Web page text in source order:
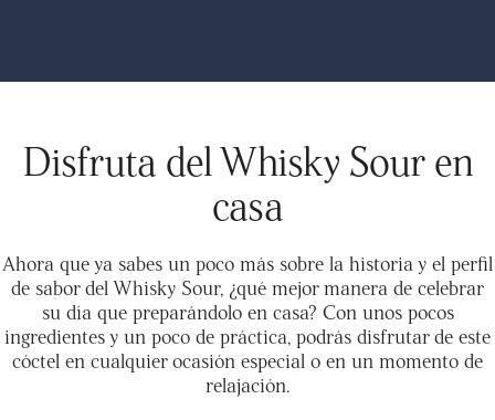
Disfruta del Whisky Sour en
casa
Ahora que ya sabes un poco más sobre la historia y el perfil
de sabor del Whisky Sour, ¿qué mejor manera de celebrar
su día que preparándolo en casa? Con unos pocos
ingredientes y un poco de práctica, podrás disfrutar de este
cóctel en cualquier ocasión especial o en un momento de
relajación.